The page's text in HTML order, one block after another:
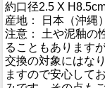
約口径2.5 X
産地： 日本（沖縄）
注意： 土や泥釉の
ることもあります
交換の対象にはな
ますので安心して